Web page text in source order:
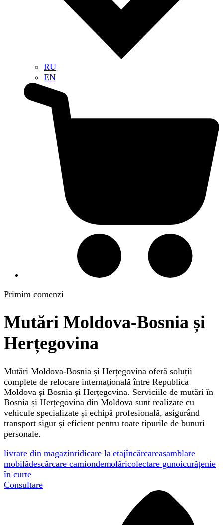
RU
EN
Primim comenzi
Mutări Moldova-Bosnia și
Herțegovina
Mutări Moldova-Bosnia și Herțegovina oferă soluții
complete de relocare internațională între Republica
Moldova și Bosnia și Herțegovina. Serviciile de mutări în
Bosnia și Herțegovina din Moldova sunt realizate cu
vehicule specializate și echipă profesională, asigurând
transport sigur și eficient pentru toate tipurile de bunuri
personale.
livrare din magazinridicare la etajîncărcareasamblare
mobilădescărcare camiondemolăricolectare gunoicurățenie
în curte
Consultare